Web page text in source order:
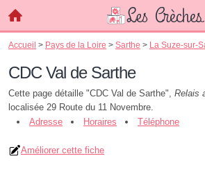
Accueil > Pays de la Loire > Sarthe > La Suze-sur-
CDC Val de Sarthe
Cette page détaille "CDC Val de Sarthe", Relais
localisée 29 Route du 11 Novembre.
Adresse
Horaires Téléphone
Améliorer cette fiche